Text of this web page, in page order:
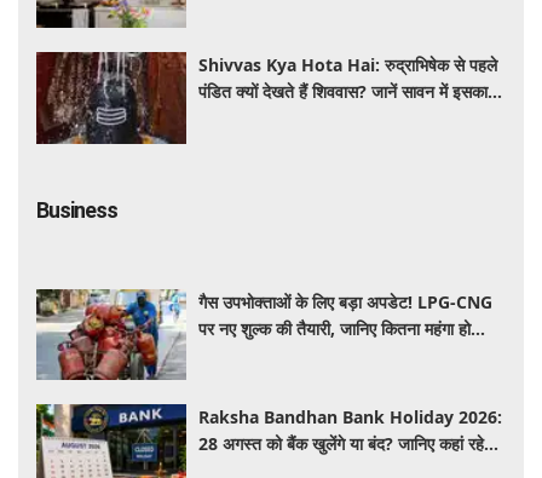
Shivvas Kya Hota Hai: रुद्राभिषेक से पहले
पंडित क्यों देखते हैं शिववास? जानें सावन में इसका
Business
गैस उपभोक्ताओं के लिए बड़ा अपडेट! LPG-CNG
पर नए शुल्क की तैयारी, जानिए कितना महंगा हो
Raksha Bandhan Bank Holiday 2026:
28 अगस्त को बैंक खुलेंगे या बंद? जानिए कहां रहेगी